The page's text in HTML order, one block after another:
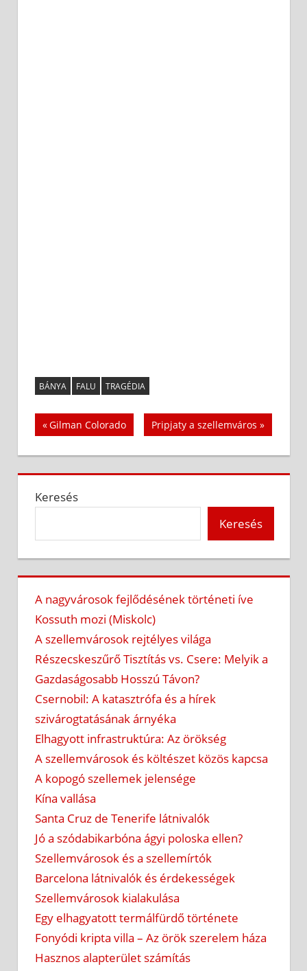
BÁNYA FALU TRAGÉDIA
Bejegyzés
navigáció
Previous
Post:
Gilman Colorado
Next
Post:
Pripjaty a szellemváros
Keresés
Keresés
A nagyvárosok fejlődésének történeti íve
Kossuth mozi (Miskolc)
A szellemvárosok rejtélyes világa
Részecskeszűrő Tisztítás vs. Csere: Melyik a
Gazdaságosabb Hosszú Távon?
Csernobil: A katasztrófa és a hírek
szivárogtatásának árnyéka
Elhagyott infrastruktúra: Az örökség
A szellemvárosok és költészet közös kapcsa
A kopogó szellemek jelensége
Kína vallása
Santa Cruz de Tenerife látnivalók
Jó a szódabikarbóna ágyi poloska ellen?
Szellemvárosok és a szellemírtók
Barcelona látnivalók és érdekességek
Szellemvárosok kialakulása
Egy elhagyatott termálfürdő története
Fonyódi kripta villa – Az örök szerelem háza
Hasznos alapterület számítás